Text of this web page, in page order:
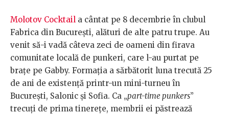
Molotov Cocktail a cântat pe 8 decembrie în clubul
Fabrica din Bucureşti, alături de alte patru trupe. Au
venit să-i vadă câteva zeci de oameni din firava
comunitate locală de punkeri, care l-au purtat pe
brațe pe Gabby. Formaţia a sărbătorit luna trecută 25
de ani de existenţă printr-un mini-turneu în
Bucureşti, Salonic şi Sofia. Ca „part-time punkers”
trecuţi de prima tinereţe, membrii ei păstrează